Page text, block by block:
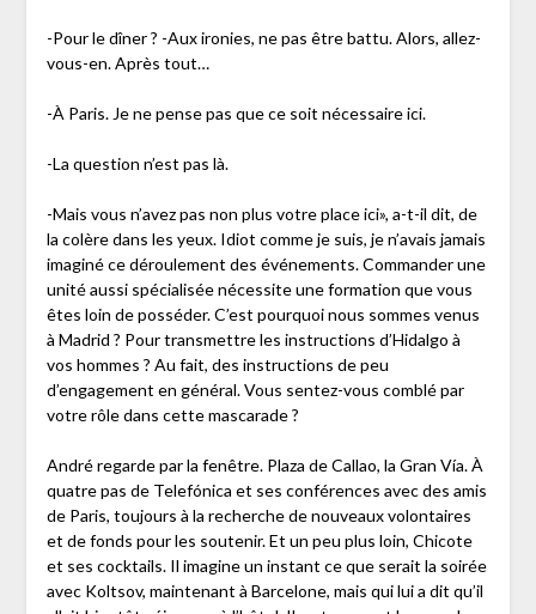
-Pour le dîner ? -Aux ironies, ne pas être battu. Alors, allez-
vous-en. Après tout…
-À Paris. Je ne pense pas que ce soit nécessaire ici.
-La question n’est pas là.
-Mais vous n’avez pas non plus votre place ici», a-t-il dit, de
la colère dans les yeux. Idiot comme je suis, je n’avais jamais
imaginé ce déroulement des événements. Commander une
unité aussi spécialisée nécessite une formation que vous
êtes loin de posséder. C’est pourquoi nous sommes venus
à Madrid ? Pour transmettre les instructions d’Hidalgo à
vos hommes ? Au fait, des instructions de peu
d’engagement en général. Vous sentez-vous comblé par
votre rôle dans cette mascarade ?
André regarde par la fenêtre. Plaza de Callao, la Gran Vía. À
quatre pas de Telefónica et ses conférences avec des amis
de Paris, toujours à la recherche de nouveaux volontaires
et de fonds pour les soutenir. Et un peu plus loin, Chicote
et ses cocktails. Il imagine un instant ce que serait la soirée
avec Koltsov, maintenant à Barcelone, mais qui lui a dit qu’il